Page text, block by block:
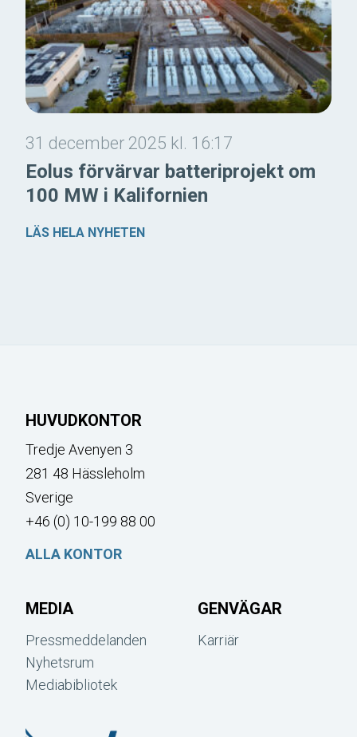
31 december 2025 kl. 16:17
Eolus förvärvar batteriprojekt om
100 MW i Kalifornien
LÄS HELA NYHETEN
HUVUDKONTOR
Tredje Avenyen 3
281 48 Hässleholm
Sverige
+46 (0) 10-199 88 00
ALLA KONTOR
MEDIA
Pressmeddelanden
Nyhetsrum
Mediabibliotek
GENVÄGAR
Karriär